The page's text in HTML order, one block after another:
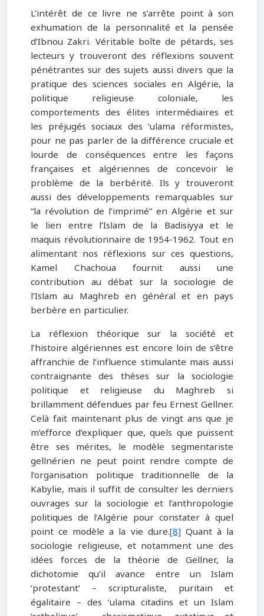
L’intérêt de ce livre ne s’arrête point à son
exhumation de la personnalité et la pensée
d’Ibnou Zakri. Véritable boîte de pétards, ses
lecteurs y trouveront des réflexions souvent
pénétrantes sur des sujets aussi divers que la
pratique des sciences sociales en Algérie, la
politique religieuse coloniale, les
comportements des élites intermédiaires et
les préjugés sociaux des ‘ulama réformistes,
pour ne pas parler de la différence cruciale et
lourde de conséquences entre les façons
françaises et algériennes de concevoir le
problème de la berbérité. Ils y trouveront
aussi des développements remarquables sur
“la révolution de l’imprimé” en Algérie et sur
le lien entre l’Islam de la Badisiyya et le
maquis révolutionnaire de 1954-1962. Tout en
alimentant nos réflexions sur ces questions,
Kamel Chachoua fournit aussi une
contribution au débat sur la sociologie de
l’Islam au Maghreb en général et en pays
berbère en particulier.
La réflexion théorique sur la société et
l’histoire algériennes est encore loin de s’être
affranchie de l’influence stimulante mais aussi
contraignante des thèses sur la sociologie
politique et religieuse du Maghreb si
brillamment défendues par feu Ernest Gellner.
Celà fait maintenant plus de vingt ans que je
m’efforce d’expliquer que, quels que puissent
être ses mérites, le modèle segmentariste
gellnérien ne peut point rendre compte de
l’organisation politique traditionnelle de la
Kabylie, mais il suffit de consulter les derniers
ouvrages sur la sociologie et l’anthropologie
politiques de l’Algérie pour constater à quel
point ce modèle a la vie dure.[8]Quant à la
sociologie religieuse, et notamment une des
idées forces de la théorie de Gellner, la
dichotomie qu’il avance entre un Islam
‘protestant’ – scripturaliste, puritain et
égalitaire – des ‘ulama citadins et un Islam